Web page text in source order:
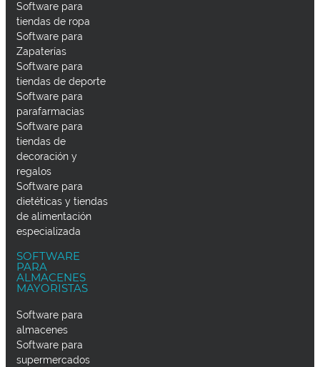
Software para
tiendas de ropa
Software para
Zapaterías
Software para
tiendas de deporte
Software para
parafarmacias
Software para
tiendas de
decoración y
regalos
Software para
dietéticas y tiendas
de alimentación
especializada
SOFTWARE
PARA
ALMACENES
MAYORISTAS
Software para
almacenes
Software para
supermercados